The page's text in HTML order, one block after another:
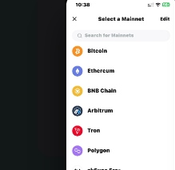
Português (Portugal)
Bahasa Indonesia